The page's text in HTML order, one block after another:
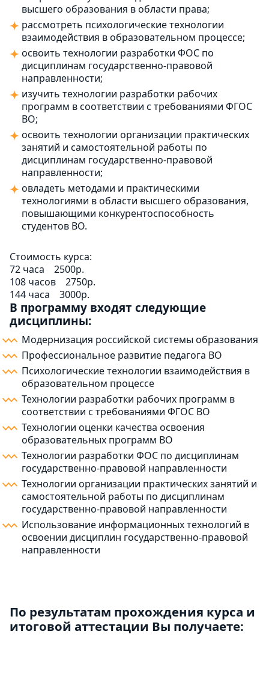
высшего образования в области права;
рассмотреть психологические технологии
взаимодействия в образовательном процессе;
освоить технологии разработки ФОС по
дисциплинам государственно-правовой
направленности;
изучить технологии разработки рабочих
программ в соответствии с требованиями ФГОС
ВО;
освоить технологии организации практических
занятий и самостоятельной работы по
дисциплинам государственно-правовой
направленности;
овладеть методами и практическими
технологиями в области высшего образования,
повышающими конкурентоспособность
студентов ВО.
Стоимость курса:
72 часа
2500р.
108 часов
2750р.
144 часа
3000р.
В программу входят следующие
дисциплины:
Модернизация российской системы образования
Профессиональное развитие педагога ВО
Психологические технологии взаимодействия в
образовательном процессе
Технологии разработки рабочих программ в
соответствии с требованиями ФГОС ВО
Технологии оценки качества освоения
образовательных программ ВО
Технологии разработки ФОС по дисциплинам
государственно-правовой направленности
Технологии организации практических занятий и
самостоятельной работы по дисциплинам
государственно-правовой направленности
Использование информационных технологий в
освоении дисциплин государственно-правовой
направленности
По результатам прохождения курса и
итоговой аттестации Вы получаете: